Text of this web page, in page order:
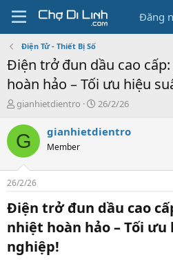
Đăng
Điện Tử - Thiết Bị Số
Điện trở đun dầu cao
hoàn hảo – Tối ưu hiệu
T
r
e
a
s
t
a
r
t
r
gianhietdientro
N
à
26/2/26
G gianhietdientro
Member
26/2/26
Điện trở đun dầu cao
nhiệt hoàn hảo – Tối ưu
nghiệp!​